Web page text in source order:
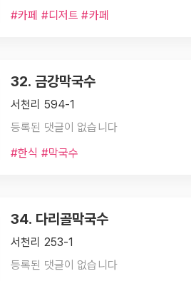
#카페 #디저트 #카페
32. 금강막국수
서천리 594-1
등록된 댓글이 없습니다
#한식 #막국수
34. 다리골막국수
서천리 253-1
등록된 댓글이 없습니다